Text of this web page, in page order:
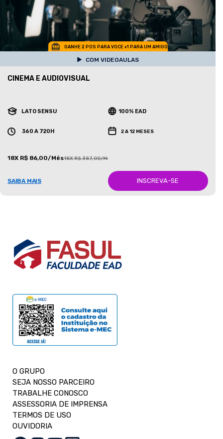
GANHE 2 POS PARA VOCE +1 PARA UM AMIGO
COM VIDEOAULAS
CINEMA E AUDIOVISUAL
LATO SENSU 100% EAD
360 A 720H 2 A 12 MESES
18X R$ 86,00/Mês18X R$ 387,00/Mês
SAIBA MAIS INSCREVA-SE
O GRUPO
SEJA NOSSO PARCEIRO
TRABALHE CONOSCO
ASSESSORIA DE IMPRENSA
TERMOS DE USO
OUVIDORIA